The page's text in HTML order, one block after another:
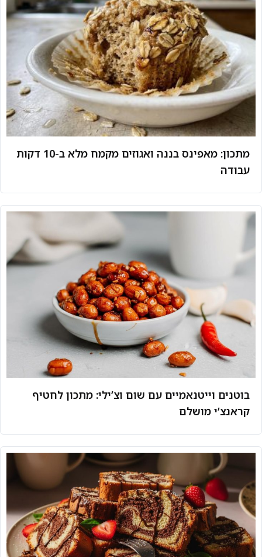
מתכון: מאפינס בננה ואגוזים מקמח מלא ב-10 דקות
עבודה
בוטנים וייטנאמיים עם שום וצ’ילי: מתכון לחטיף
קראנצ’י מושלם